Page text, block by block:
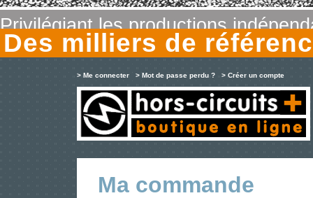
Privilégiant les productions
Des milliers de
> Me connecter > Mot de passe perdu ? > Créer un compte
Ma commande